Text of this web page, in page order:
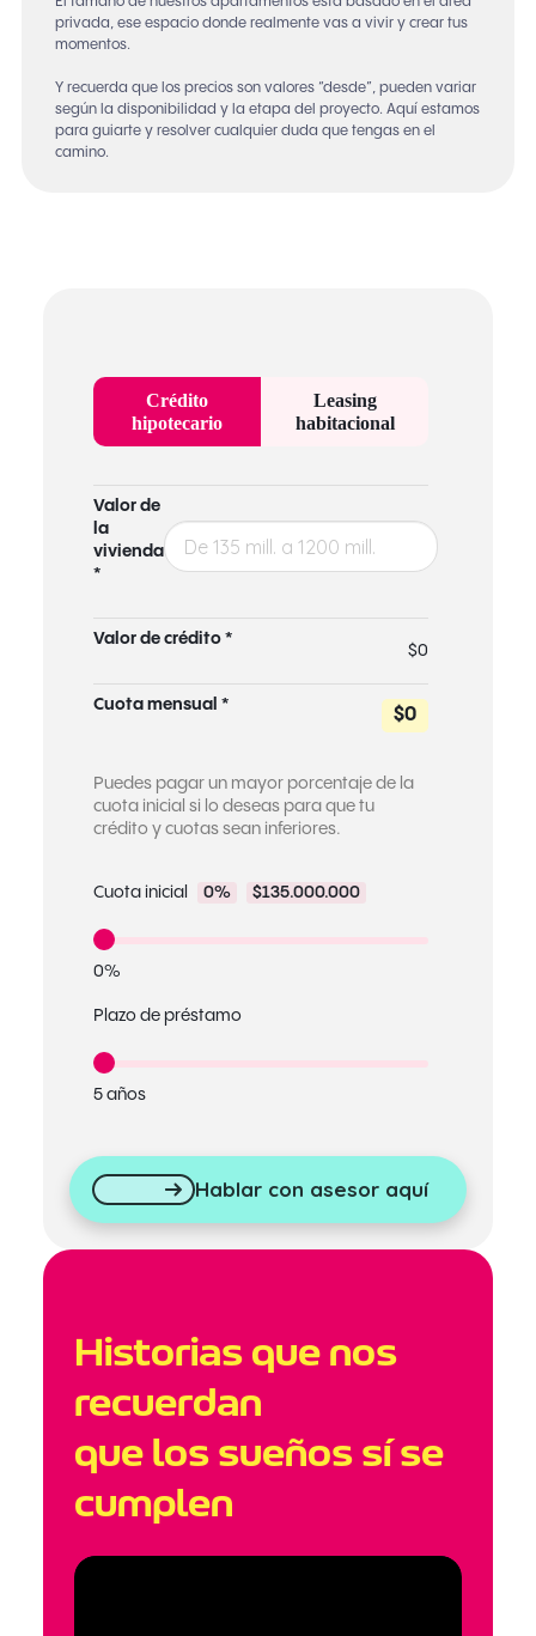
privada, ese espacio donde realmente vas a vivir y crear tus
momentos.
Y recuerda que los precios son valores “desde”, pueden variar
según la disponibilidad y la etapa del proyecto. Aquí estamos
para guiarte y resolver cualquier duda que tengas en el
camino.
Crédito
hipotecario
Leasing
habitacional
Valor de
la
vivienda
*
Valor de crédito *
$0
Cuota mensual *
$0
Puedes pagar un mayor porcentaje de la
cuota inicial si lo deseas para que tu
crédito y cuotas sean inferiores.
Cuota inicial 0% $135.000.000
0%
Plazo de préstamo
5 años
Hablar con asesor aquí
Historias que nos
recuerdan
que los sueños sí se
cumplen